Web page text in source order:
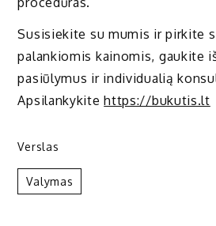
Susisiekite su mumis ir pirkite
palankiomis kainomis, gaukite
pasiūlymus ir individualią
Apsilankykitehttps://bukutis.lt
Verslas
Valymas